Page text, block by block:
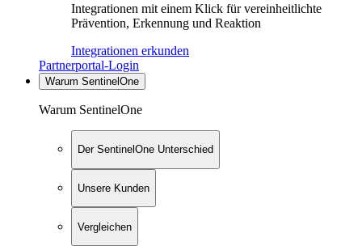
Integrationen mit einem Klick für vereinheitlichte
Prävention, Erkennung und Reaktion
Integrationen erkunden
Partnerportal-Login
Warum SentinelOne
Warum SentinelOne
Der SentinelOne Unterschied
Unsere Kunden
Vergleichen